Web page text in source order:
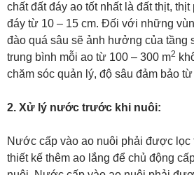
chất đất đáy ao tốt nhất là đất thịt,
đáy từ 10 – 15 cm. Đối với những
đào quá sâu sẽ ảnh hưởng của tầng
trung bình mỗi ao từ 100 – 300 m2
chăm sóc quản lý, độ sâu đảm bảo từ
2. Xử lý nước trước khi nuôi:
Nước cấp vào ao nuôi phải được lọc
thiết kế thêm ao lắng để chủ động